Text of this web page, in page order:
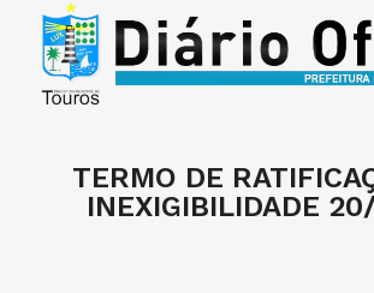
TERMO DE
INEXIGIBILIDADE
PERGUNTAS FREQUENTES